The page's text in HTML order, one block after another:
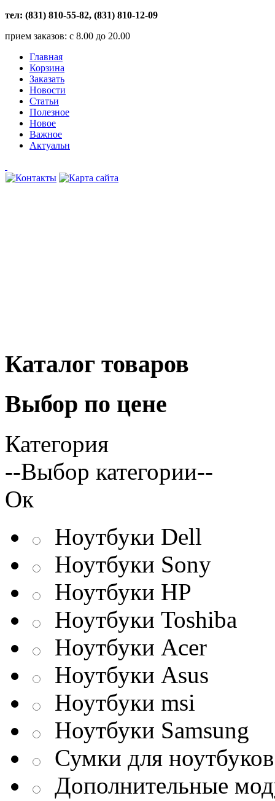
тел: (831) 810-55-82, (831) 810-12-09
прием заказов: с 8.00 до 20.00
Главная
Корзина
Заказать
Новости
Статьи
Полезное
Новое
Важное
Актуальн
Каталог товаров
Выбор по цене
Категория
--Выбор категории--
Ок
Ноутбуки Dell
Ноутбуки Sony
Ноутбуки HP
Ноутбуки Toshiba
Ноутбуки Acer
Ноутбуки Asus
Ноутбуки msi
Ноутбуки Samsung
Сумки для ноутбуков
Дополнительные